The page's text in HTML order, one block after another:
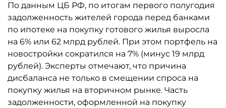
По данным ЦБ РФ, по итогам первого полугодия
задолженность жителей города перед банками
по ипотеке на покупку готового жилья выросла
на 6% или 62 млрд рублей. При этом портфель на
новостройки сократился на 7% (минус 19 млрд
рублей). Эксперты отмечают, что причина
дисбаланса не только в смещении спроса на
покупку жилья на вторичном рынке. Часть
задолженности, оформленной на покупку